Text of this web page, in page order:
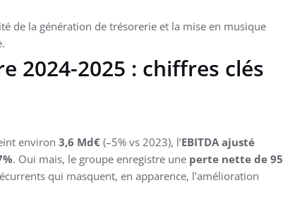
de la génération de trésorerie et la mise en musique
2024-2025 : chiffres clés
environ 3,6 Md€ (–5% vs 2023), l’EBITDA ajusté
. Oui mais, le groupe enregistre une perte nette de 95
qui masquent, en apparence, l’amélioration